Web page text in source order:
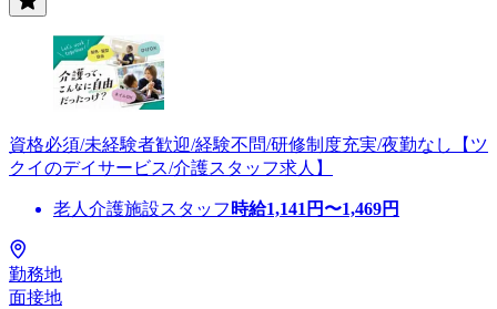
資格必須/未経験者歓迎/経験不問/研修制度充実/夜勤なし【ツ
クイのデイサービス/介護スタッフ求人】
老人介護施設スタッフ 時給1,141 円〜1,469円
勤務地
面接地